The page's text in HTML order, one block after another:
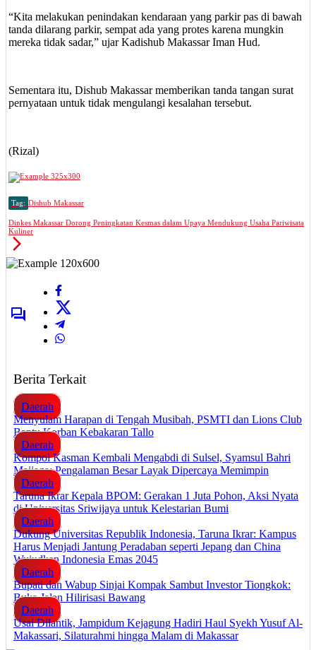
“Kita melakukan penindakan kendaraan yang parkir pas di bawah
tanda dilarang parkir, sempat ada yang protes karena mungkin
mereka tidak sadar,” ujar Kadishub Makassar Iman Hud.
Sementara itu, Dishub Makassar memberikan tanda tangan surat
pernyataan untuk tidak mengulangi kesalahan tersebut.
(Rizal)
Tag: Dishub Makassar
Dinkes Makassar Dorong Peningkatan Kesmas dalam Upaya Mendukung Usaha Pariwisata
Kuliner
Berita Terkait
Daerah
Menyulam Harapan di Tengah Musibah, PSMTI dan Lions Club
Bantu Korban Kebakaran Tallo
Daerah
Kompol Kasman Kembali Mengabdi di Sulsel, Syamsul Bahri
Majjaga: Pengalaman Besar Layak Dipercaya Memimpin
Daerah
Taruna Ikrar Kepala BPOM: Gerakan 1 Juta Pohon, Aksi Nyata
di Universitas Sriwijaya untuk Kelestarian Bumi
Daerah
Dukung Universitas Republik Indonesia, Taruna Ikrar: Kampus
Harus Menjadi Jantung Peradaban seperti Jepang dan China
Wujudkan Indonesia Emas 2045
Daerah
Bupati dan Wabup Sinjai Kompak Sambut Investor Tiongkok:
Buka Jalan Hilirisasi Bawang
Daerah
Usai Dilantik, Jampidum Kejagung Hadiri Haul Syekh Yusuf Al-
Makassari, Silaturahmi hingga Malam di Makassar